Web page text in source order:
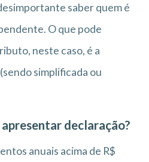
saber quem é
O que pode
neste caso, é a
simplificada ou
declaração?
anuais acima de R$